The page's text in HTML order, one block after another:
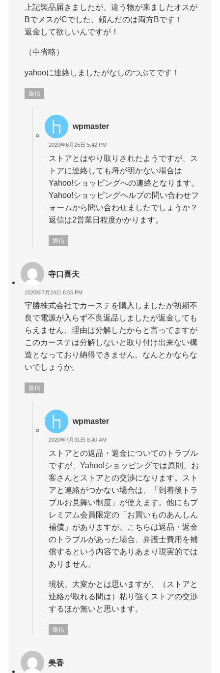
上記製品届きましたが、違う物が来ましたオスが
BでメスがCでした、頼んだのは両方Bです！
返金して欲しいんですが！
（中省略）
yahooに連絡しましたがなしのつぶてです！
返信
wpmaster
2020年6月25日 5:42 PM
ストアとはやり取りされたようですが、ス
トアに連絡しても埒が明かない場合は
Yahoo!ショッピングへの連絡となります。
Yahoo!ショッピングヘルプの問い合わせフ
ォームから問い合わせましたでしょうか？
返信は2営業日程度かかります。
返信
寺口喜夫
2020年7月24日 6:05 PM
宇勝株式会社でカーステを購入しましたが初期不
良で電源が入らず不良返品しましたが返金しても
らえません。理由は分解したからと言ってますが
このカーステは分解しないと取り付け出来ない構
造となっており納得できません。なんとかならな
いでしょうか。
返信
wpmaster
2020年7月31日 8:40 AM
ストアとの返品・返金についてのトラブル
ですが、Yahoo!ショッピングでは原則、お
客さんとストアとの交渉になります。スト
アと連絡がつかない場合は、「到着後トラ
ブルお見舞い制度」が使えます。他にもプ
レミアム会員限定の「お買いものあんしん
補償」がありますが、こちらは返品・返金
のトラブルがあった場合、弁護士費用を補
償するという内容でありあまり現実的では
ありません。
現状、大変かとは思いますが、（ストアと
連絡が取れる間は）粘り強くストアの交渉
するほか無いと思います。
返信
美香